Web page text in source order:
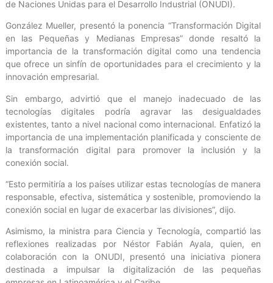
de Naciones Unidas para el Desarrollo Industrial (ONUDI).
González Mueller, presentó la ponencia “Transformación Digital
en las Pequeñas y Medianas Empresas” donde resaltó la
importancia de la transformación digital como una tendencia
que ofrece un sinfín de oportunidades para el crecimiento y la
innovación empresarial.
Sin embargo, advirtió que el manejo inadecuado de las
tecnologías digitales podría agravar las desigualdades
existentes, tanto a nivel nacional como internacional. Enfatizó la
importancia de una implementación planificada y consciente de
la transformación digital para promover la inclusión y la
conexión social.
“Esto permitiría a los países utilizar estas tecnologías de manera
responsable, efectiva, sistemática y sostenible, promoviendo la
conexión social en lugar de exacerbar las divisiones”, dijo.
Asimismo, la ministra para Ciencia y Tecnología, compartió las
reflexiones realizadas por Néstor Fabián Ayala, quien, en
colaboración con la ONUDI, presentó una iniciativa pionera
destinada a impulsar la digitalización de las pequeñas